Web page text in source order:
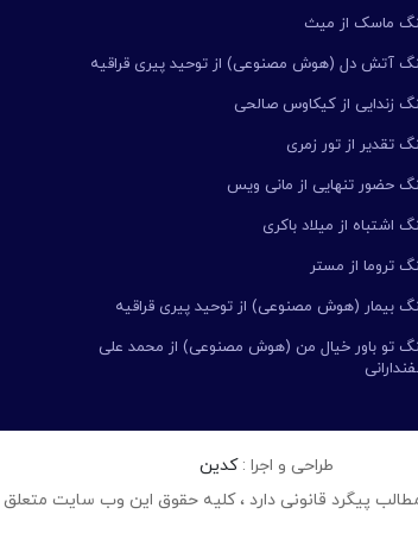
ماسک از میث
آتش دل (هوش مصنوعی) از توحید پیری قراقیه
زندایی از کیکاوس صالحی
تقدیر از تور زمری
حضور تنهایی از مانی ویس
اشتباه از میلاد باکری
تروما از مستر
بیمار (هوش مصنوعی) از توحید پیری قراقیه
تو باور خیال من (هوش مصنوعی) از محمد علی
طراحی و اجرا :کدین
پیگرد قانونی دارد ، کلیه حقوق این وب سایت